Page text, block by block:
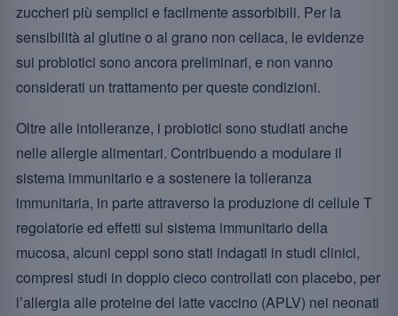
zuccheri più semplici e facilmente assorbibili. Per la
sensibilità al glutine o al grano non celiaca, le evidenze
sui probiotici sono ancora preliminari, e non vanno
considerati un trattamento per queste condizioni.
Oltre alle intolleranze, i probiotici sono studiati anche
nelle allergie alimentari. Contribuendo a modulare il
sistema immunitario e a sostenere la tolleranza
immunitaria, in parte attraverso la produzione di cellule T
regolatorie ed effetti sul sistema immunitario della
mucosa, alcuni ceppi sono stati indagati in studi clinici,
compresi studi in doppio cieco controllati con placebo, per
l’allergia alle proteine del latte vaccino (APLV) nei neonati